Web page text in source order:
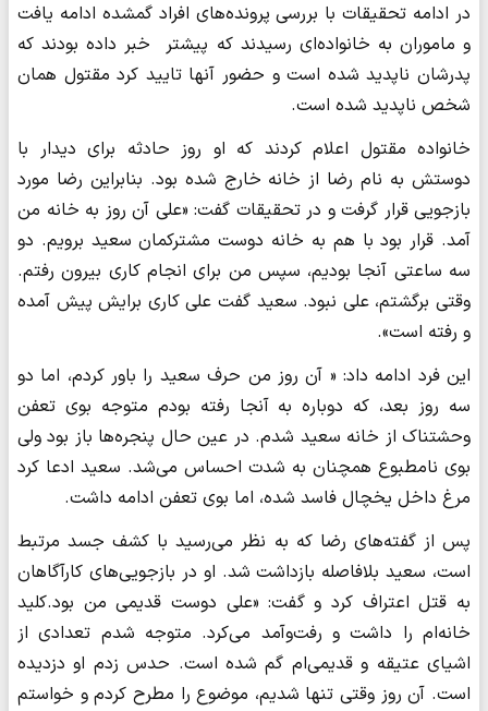
در ادامه تحقیقات با بررسی پرونده‌های افراد گمشده ادامه یافت
و ماموران به خانواده‌ای رسیدند که پیشتر خبر داده بودند که
پدرشان ناپدید شده است و حضور آنها تایید کرد مقتول همان
شخص ناپدید شده است.
خانواده مقتول اعلام کردند که او روز حادثه برای دیدار با
دوستش به نام رضا از خانه خارج شده بود. بنابراین رضا مورد
بازجویی قرار گرفت و در تحقیقات گفت: «علی آن روز به خانه من
آمد. قرار بود با هم به خانه دوست مشترکمان سعید برویم. دو
سه ساعتی آنجا بودیم، سپس من برای انجام کاری بیرون رفتم.
وقتی برگشتم، علی نبود. سعید گفت علی کاری برایش پیش آمده
و رفته است».
این فرد ادامه داد: « آن روز من حرف سعید را باور کردم، اما دو
سه روز بعد، که دوباره به آنجا رفته بودم متوجه بوی تعفن
وحشتناک از خانه سعید شدم. در عین حال پنجره‌ها باز بود ولی
بوی نامطبوع همچنان به شدت احساس می‌شد. سعید ادعا کرد
مرغ داخل یخچال فاسد شده، اما بوی تعفن ادامه داشت.
پس از گفته‌های رضا که به نظر می‌رسید با کشف جسد مرتبط
است، سعید بلافاصله بازداشت شد. او در بازجویی‌های کارآگاهان
به قتل اعتراف کرد و گفت: «علی دوست قدیمی من بود.کلید
خانه‌ام را داشت و رفت‌وآمد می‌کرد. متوجه شدم تعدادی از
اشیای عتیقه و قدیمی‌ام گم شده است. حدس زدم او دزدیده
است. آن روز وقتی تنها شدیم، موضوع را مطرح کردم و خواستم